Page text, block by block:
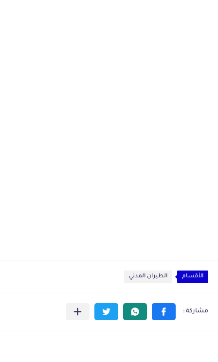
الأقسام الطيران المدني